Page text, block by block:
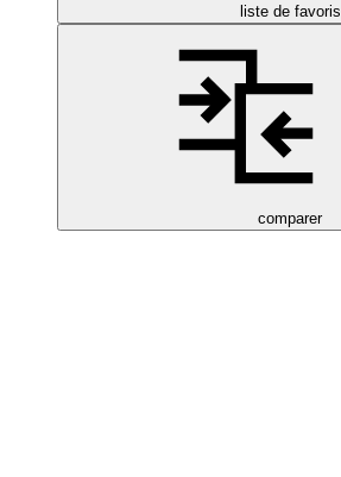
liste de favoris
comparer